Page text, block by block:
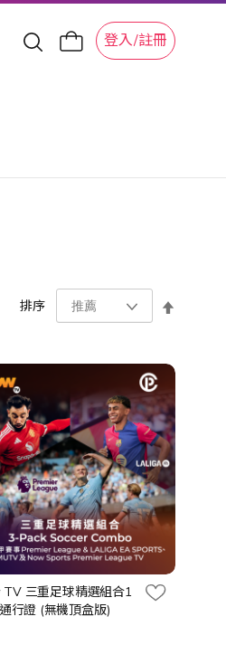
登入/註冊
排序
向
三重足球精選組合1
行證 (無機頂盒版)